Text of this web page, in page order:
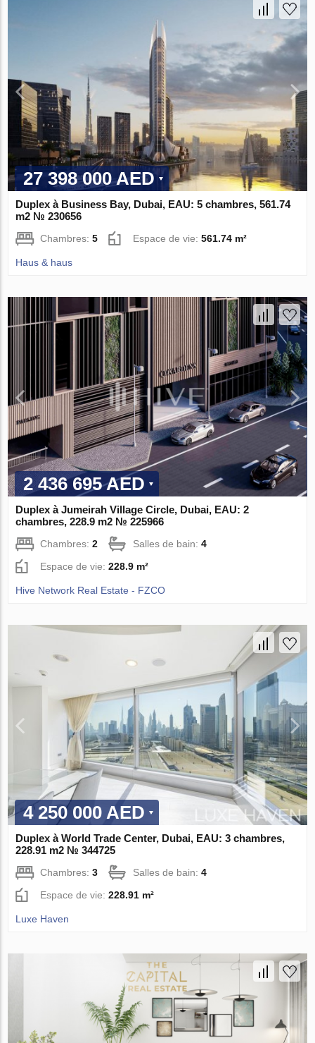
27 398 000 AED
Duplex à Business Bay, Dubai, EAU: 5 chambres, 561.74
m2 № 230656
Chambres:5 Espace de vie:561.74 m²
Haus & haus
2 436 695 AED
Duplex à Jumeirah Village Circle, Dubai, EAU: 2
chambres, 228.9 m2 № 225966
Chambres:2 Salles de bain:4
Espace de vie:228.9 m²
Hive Network Real Estate - FZCO
4 250 000 AED
Duplex à World Trade Center, Dubai, EAU: 3 chambres,
228.91 m2 № 344725
Chambres:3 Salles de bain:4
Espace de vie:228.91 m²
Luxe Haven